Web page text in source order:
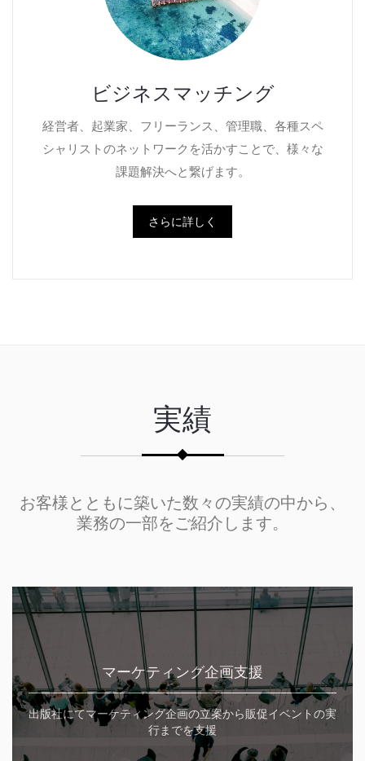
ビジネスマッチング
経営者、起業家、フリーランス、管理職、各種スペ
シャリストのネットワークを活かすことで、様々な
課題解決へと繋げます。
さらに詳しく
実績
お客様とともに築いた数々の実績の中から、
業務の一部をご紹介します。
マーケティング企画支援
出版社にてマーケティング企画の立案から販促イベントの実
行までを支援